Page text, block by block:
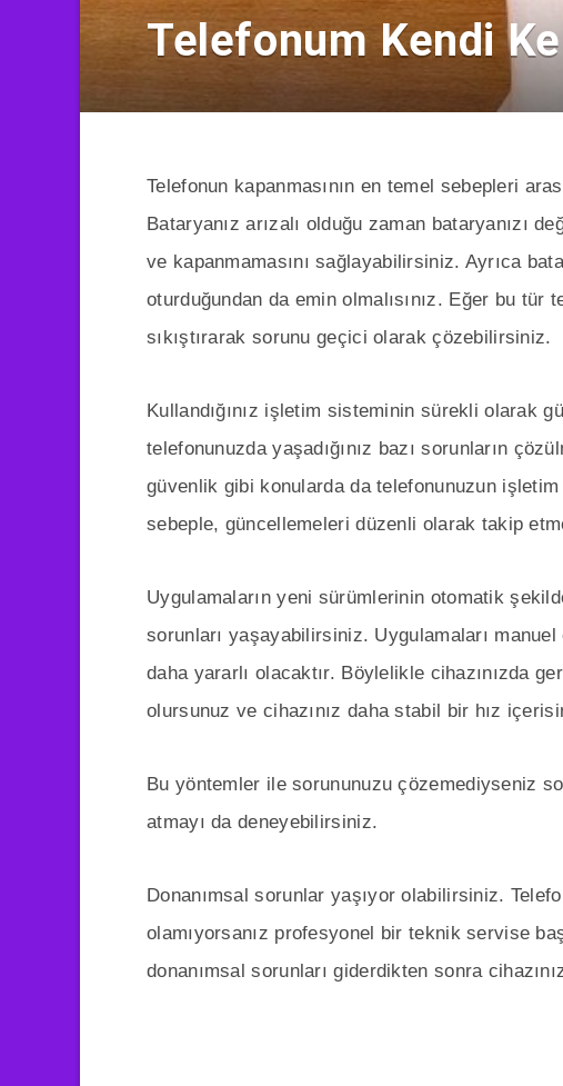
Telefonum Kendi
Telefonun kapanmasının en temel sebepleri
Bataryanız arızalı olduğu zaman bataryanızı
ve kapanmamasını sağlayabilirsiniz. Ayrıca
oturduğundan da emin olmalısınız. Eğer bu tür
sıkıştırarak sorunu geçici olarak çözebilirsiniz.
Kullandığınız işletim sisteminin sürekli olarak
telefonunuzda yaşadığınız bazı sorunların
güvenlik gibi konularda da telefonunuzun
sebeple, güncellemeleri düzenli olarak takip
Uygulamaların yeni sürümlerinin otomatik
sorunları yaşayabilirsiniz. Uygulamaları
daha yararlı olacaktır. Böylelikle cihazınızda
olursunuz ve cihazınız daha stabil bir hız
Bu yöntemler ile sorununuzu çözemediyseniz
atmayı da deneyebilirsiniz.
Donanımsal sorunlar yaşıyor olabilirsiniz.
olamıyorsanız profesyonel bir teknik servise
donanımsal sorunları giderdikten sonra